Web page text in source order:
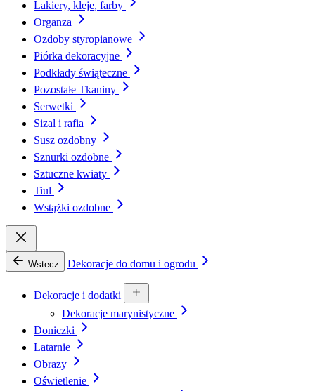
Lakiery, kleje, farby
Organza
Ozdoby styropianowe
Piórka dekoracyjne
Podkłady świąteczne
Pozostałe Tkaniny
Serwetki
Sizal i rafia
Susz ozdobny
Sznurki ozdobne
Sztuczne kwiaty
Tiul
Wstążki ozdobne
Wstecz Dekoracje do domu i ogrodu
Dekoracje i dodatki
Dekoracje marynistyczne
Doniczki
Latarnie
Obrazy
Oświetlenie